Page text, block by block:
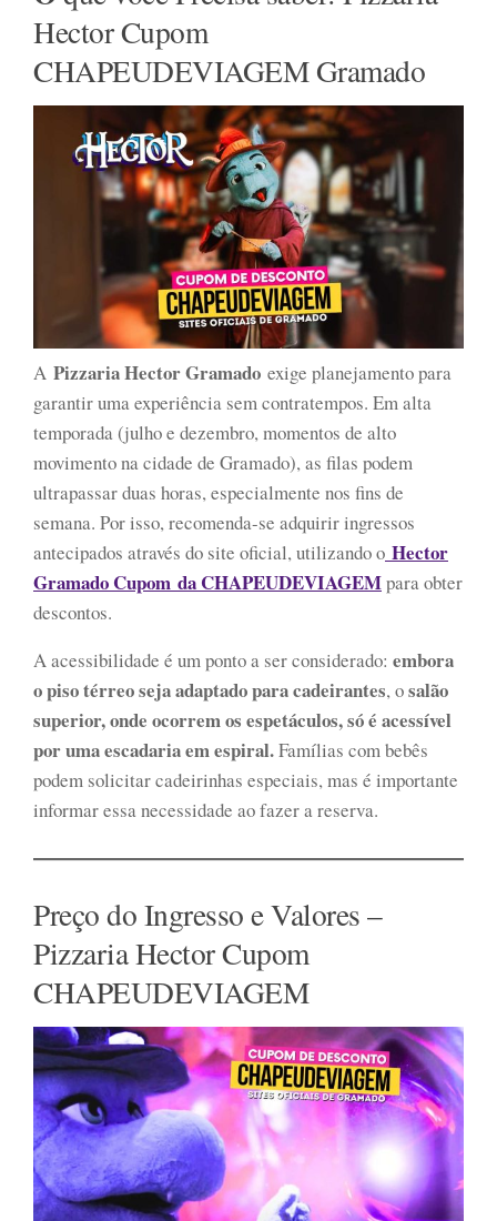
Hector Cupom
CHAPEUDEVIAGEM Gramado
A Pizzaria Hector Gramado exige planejamento para
garantir uma experiência sem contratempos. Em alta
temporada (julho e dezembro, momentos de alto
movimento na cidade de Gramado), as filas podem
ultrapassar duas horas, especialmente nos fins de
semana. Por isso, recomenda-se adquirir ingressos
antecipados através do site oficial, utilizando o Hector
Gramado Cupom da CHAPEUDEVIAGEMpara obter
descontos.
A acessibilidade é um ponto a ser considerado: embora
o piso térreo seja adaptado para cadeirantes, osalão
superior, onde ocorrem os espetáculos, só é acessível
por uma escadaria em espiral.Famílias com bebês
podem solicitar cadeirinhas especiais, mas é importante
informar essa necessidade ao fazer a reserva.
Preço do Ingresso e Valores –
Pizzaria Hector Cupom
CHAPEUDEVIAGEM